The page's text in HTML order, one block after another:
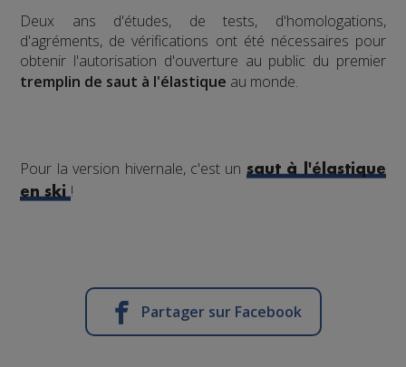
​Deux ans d'études, de tests, d'homologations,
d'agréments, de vérifications ont été nécessaires pour
obtenir l'autorisation d'ouverture au public du premier
tremplin de saut à l'élastique au monde.
Pour la version hivernale, c'est un saut à l'élastique
en ski !
Partager sur Facebook